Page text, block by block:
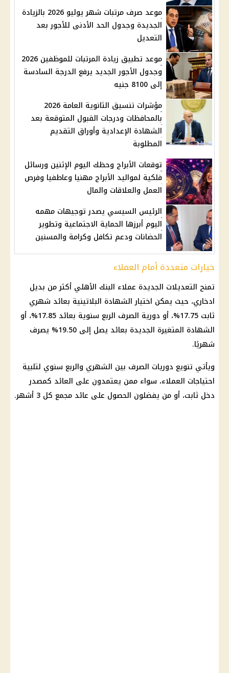
موعد صرف مرتبات شهر يوليو 2026 بالزيادة
الجديدة وجدول الحد الأدنى للأجور بعد
التعديل
موعد تطبيق زيادة المرتبات للموظفين 2026
وجدول الأجور الجديد يرفع الدرجة السادسة
إلى 8100 جنيه
مؤشرات تنسيق الثانوية العامة 2026
بالمحافظات ودرجات القبول المتوقعة بعد
الشهادة الإعدادية وأوراق التقديم
المطلوبة
توقعات الأبراج وحظك اليوم الإثنين ورسائل
فلكية لمواليد الأبراج مهنيا وعاطفيا وفرص
العمل والعلاقات والمال
الرئيس السيسي يصدر توجيهات مهمه
اليوم أبرزها الحماية الاجتماعية وتطوير
الحضانات ودعم تكافل وكرامة والمسنين
خيارات متعددة أمام العملاء
تمنح التعديلات الجديدة عملاء البنك الأهلي أكثر من بديل
ادخاري، حيث يمكن اختيارالشهادة البلاتينية بعائد شهري
ثابت 17.75%، أو دورية الصرف الربع سنوية بعائد 17.85%، أو
الشهادة المتغيرة الجديدة بعائد يصل إلى 19.50% يصرف
شهريًا.
ويأتي تنويع دوريات الصرف بين الشهري والربع سنوي لتلبية
احتياجات العملاء، سواء ممن يعتمدون على العائد كمصدر
دخل ثابت، أو من يفضلون الحصول على عائد مجمع كل 3 أشهر.